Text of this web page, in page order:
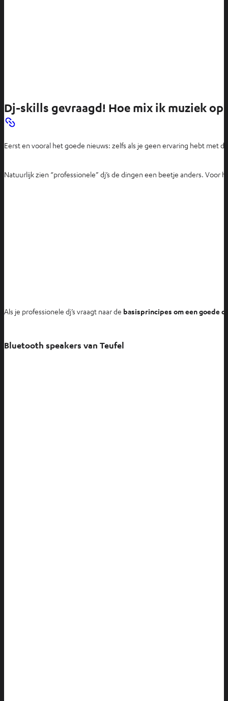
Dj-skills gevraagd! Hoe mix ik muziek op
Eerst en vooral het goede nieuws: zelfs als je geen ervaring hebt met
Natuurlijk zien “professionele” dj’s de dingen een beetje anders.
Als je professionele dj’s vraagt naar de basisprincipes om een goede
Bluetooth speakers van Teufel